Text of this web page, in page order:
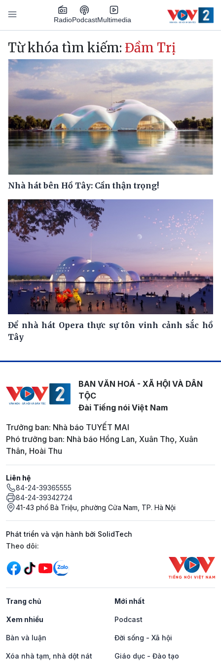
Nhảy đến nội dung
RadioPodcastMultimedia
Main navigation
Từ khóa tìm kiếm: Đầm Trị
Nhà hát bên Hồ Tây: Cần thận trọng!
Để nhà hát Opera thực sự tôn vinh cảnh sắc hồ
Tây
BAN VĂN HOÁ - XÃ HỘI VÀ DÂN
TỘC
Đài Tiếng nói Việt Nam
Trưởng ban: Nhà báo TUYẾT MAI
Phó trưởng ban: Nhà báo Hồng Lan, Xuân Thọ, Xuân
Thân, Hoài Thu
Liên hệ
84-24-39365555
84-24-39342724
41-43 phố Bà Triệu, phường Cửa Nam, TP. Hà Nội
Phát triển và vận hành bởi SolidTech
Mạng xã hội
Theo dõi:
Trang chủ Mới nhất
Xem nhiều Podcast
Bàn và luận Đời sống - Xã hội
Xóa nhà tạm, nhà dột nát Giáo dục - Đào tạo